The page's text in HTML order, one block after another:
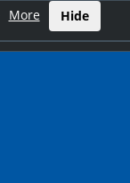
More Hide